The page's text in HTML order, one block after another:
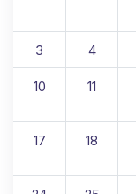
3 4
10 11
17 18